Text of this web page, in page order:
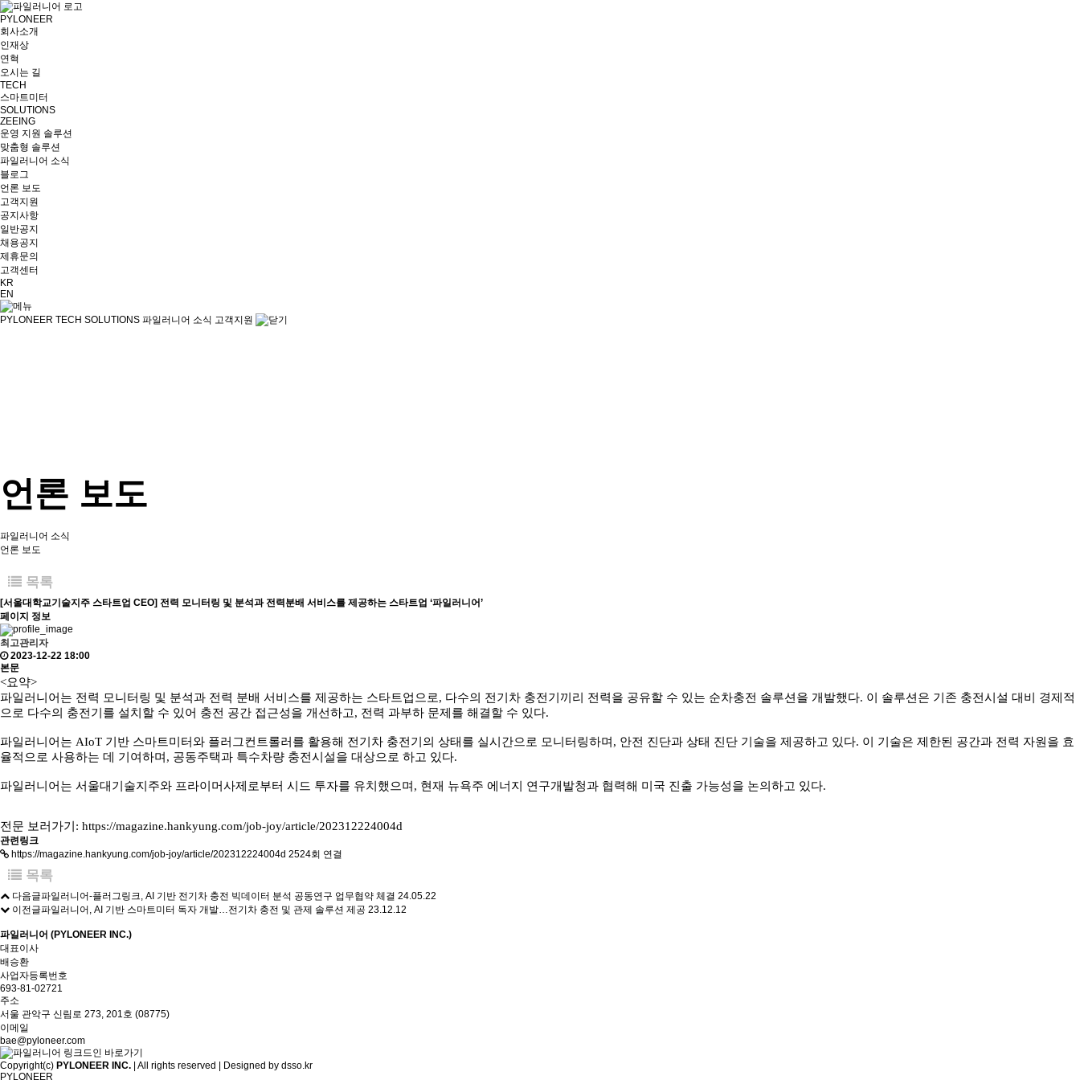
PYLONEER
회사소개
인재상
연혁
오시는 길
TECH
스마트미터
SOLUTIONS
ZEEING
운영 지원 솔루션
맞춤형 솔루션
파일러니어 소식
블로그
언론 보도
고객지원
공지사항
일반공지
채용공지
제휴문의
고객센터
KR
EN
PYLONEER TECH SOLUTIONS 파일러니어 소식 고객지원
언론 보도
파일러니어 소식
언론 보도
목록
[서울대학교기술지주 스타트업 CEO] 전력 모니터링 및 분석과 전력분배 서비스를 제공하는 스타트업 ‘파일러니어’
페이지 정보
최고관리자
2023-12-22 18:00
본문
<요약>
파일러니어는 전력 모니터링 및 분석과 전력 분배 서비스를 제공하는 스타트업으로, 다수의 전기차 충전기끼리 전력을 공유할 수 있는 순차충전 솔루션을 개발했다. 이 솔루션은 기존 충전시설 대비 경제적
으로 다수의 충전기를 설치할 수 있어 충전 공간 접근성을 개선하고, 전력 과부하 문제를 해결할 수 있다.
파일러니어는 AIoT 기반 스마트미터와 플러그컨트롤러를 활용해 전기차 충전기의 상태를 실시간으로 모니터링하며, 안전 진단과 상태 진단 기술을 제공하고 있다. 이 기술은 제한된 공간과 전력 자원을 효
율적으로 사용하는 데 기여하며, 공동주택과 특수차량 충전시설을 대상으로 하고 있다.
파일러니어는 서울대기술지주와 프라이머사제로부터 시드 투자를 유치했으며, 현재 뉴욕주 에너지 연구개발청과 협력해 미국 진출 가능성을 논의하고 있다.
전문 보러가기: https://magazine.hankyung.com/job-joy/article/202312224004d
관련링크
https://magazine.hankyung.com/job-joy/article/202312224004d 2524회 연결
목록
다음글파일러니어-플러그링크, AI 기반 전기차 충전 빅데이터 분석 공동연구 업무협약 체결 24.05.22
이전글파일러니어, AI 기반 스마트미터 독자 개발…전기차 충전 및 관제 솔루션 제공 23.12.12
파일러니어 (PYLONEER INC.)
대표이사
배승환
사업자등록번호
693-81-02721
주소
서울 관악구 신림로 273, 201호 (08775)
이메일
bae@pyloneer.com
Copyright(c) PYLONEER INC. | All rights reserved | Designed by dsso.kr
PYLONEER